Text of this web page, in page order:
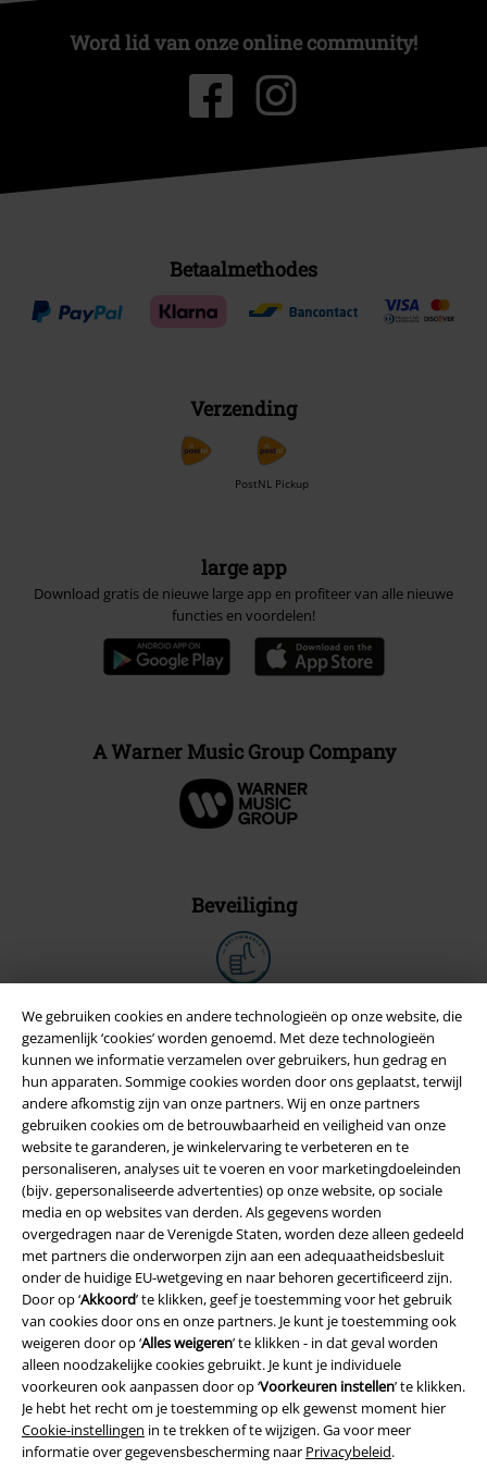
We gebruiken cookies en andere technologieën op onze website, die
gezamenlijk ‘cookies’ worden genoemd. Met deze technologieën
kunnen we informatie verzamelen over gebruikers, hun gedrag en
hun apparaten. Sommige cookies worden door ons geplaatst, terwijl
andere afkomstig zijn van onze partners. Wij en onze partners
gebruiken cookies om de betrouwbaarheid en veiligheid van onze
website te garanderen, je winkelervaring te verbeteren en te
personaliseren, analyses uit te voeren en voor marketingdoeleinden
(bijv. gepersonaliseerde advertenties) op onze website, op sociale
media en op websites van derden. Als gegevens worden
overgedragen naar de Verenigde Staten, worden deze alleen gedeeld
met partners die onderworpen zijn aan een adequaatheidsbesluit
onder de huidige EU-wetgeving en naar behoren gecertificeerd zijn.
Door op ‘Akkoord’ te klikken, geef je toestemming voor het gebruik
van cookies door ons en onze partners. Je kunt je toestemming ook
weigeren door op ‘Alles weigeren’ te klikken - in dat geval worden
alleen noodzakelijke cookies gebruikt. Je kunt je individuele
voorkeuren ook aanpassen door op ‘Voorkeuren instellen’ te klikken.
Je hebt het recht om je toestemming op elk gewenst moment hier
Cookie-instellingen in te trekken of te wijzigen. Ga voor meer
informatie over gegevensbescherming naar Privacybeleid.
Word lid van onze online community!
Betaalmethodes
Verzending
PostNL Pickup
large app
Download gratis de nieuwe large app en profiteer van alle nieuwe
functies en voordelen!
A Warner Music Group Company
Beveiliging
Legal
Algemene Voorwaarden
Bedrijfsgegevens
Privacyverklaring
Verklaring van conformiteit
Informatie over toegankelijkheid